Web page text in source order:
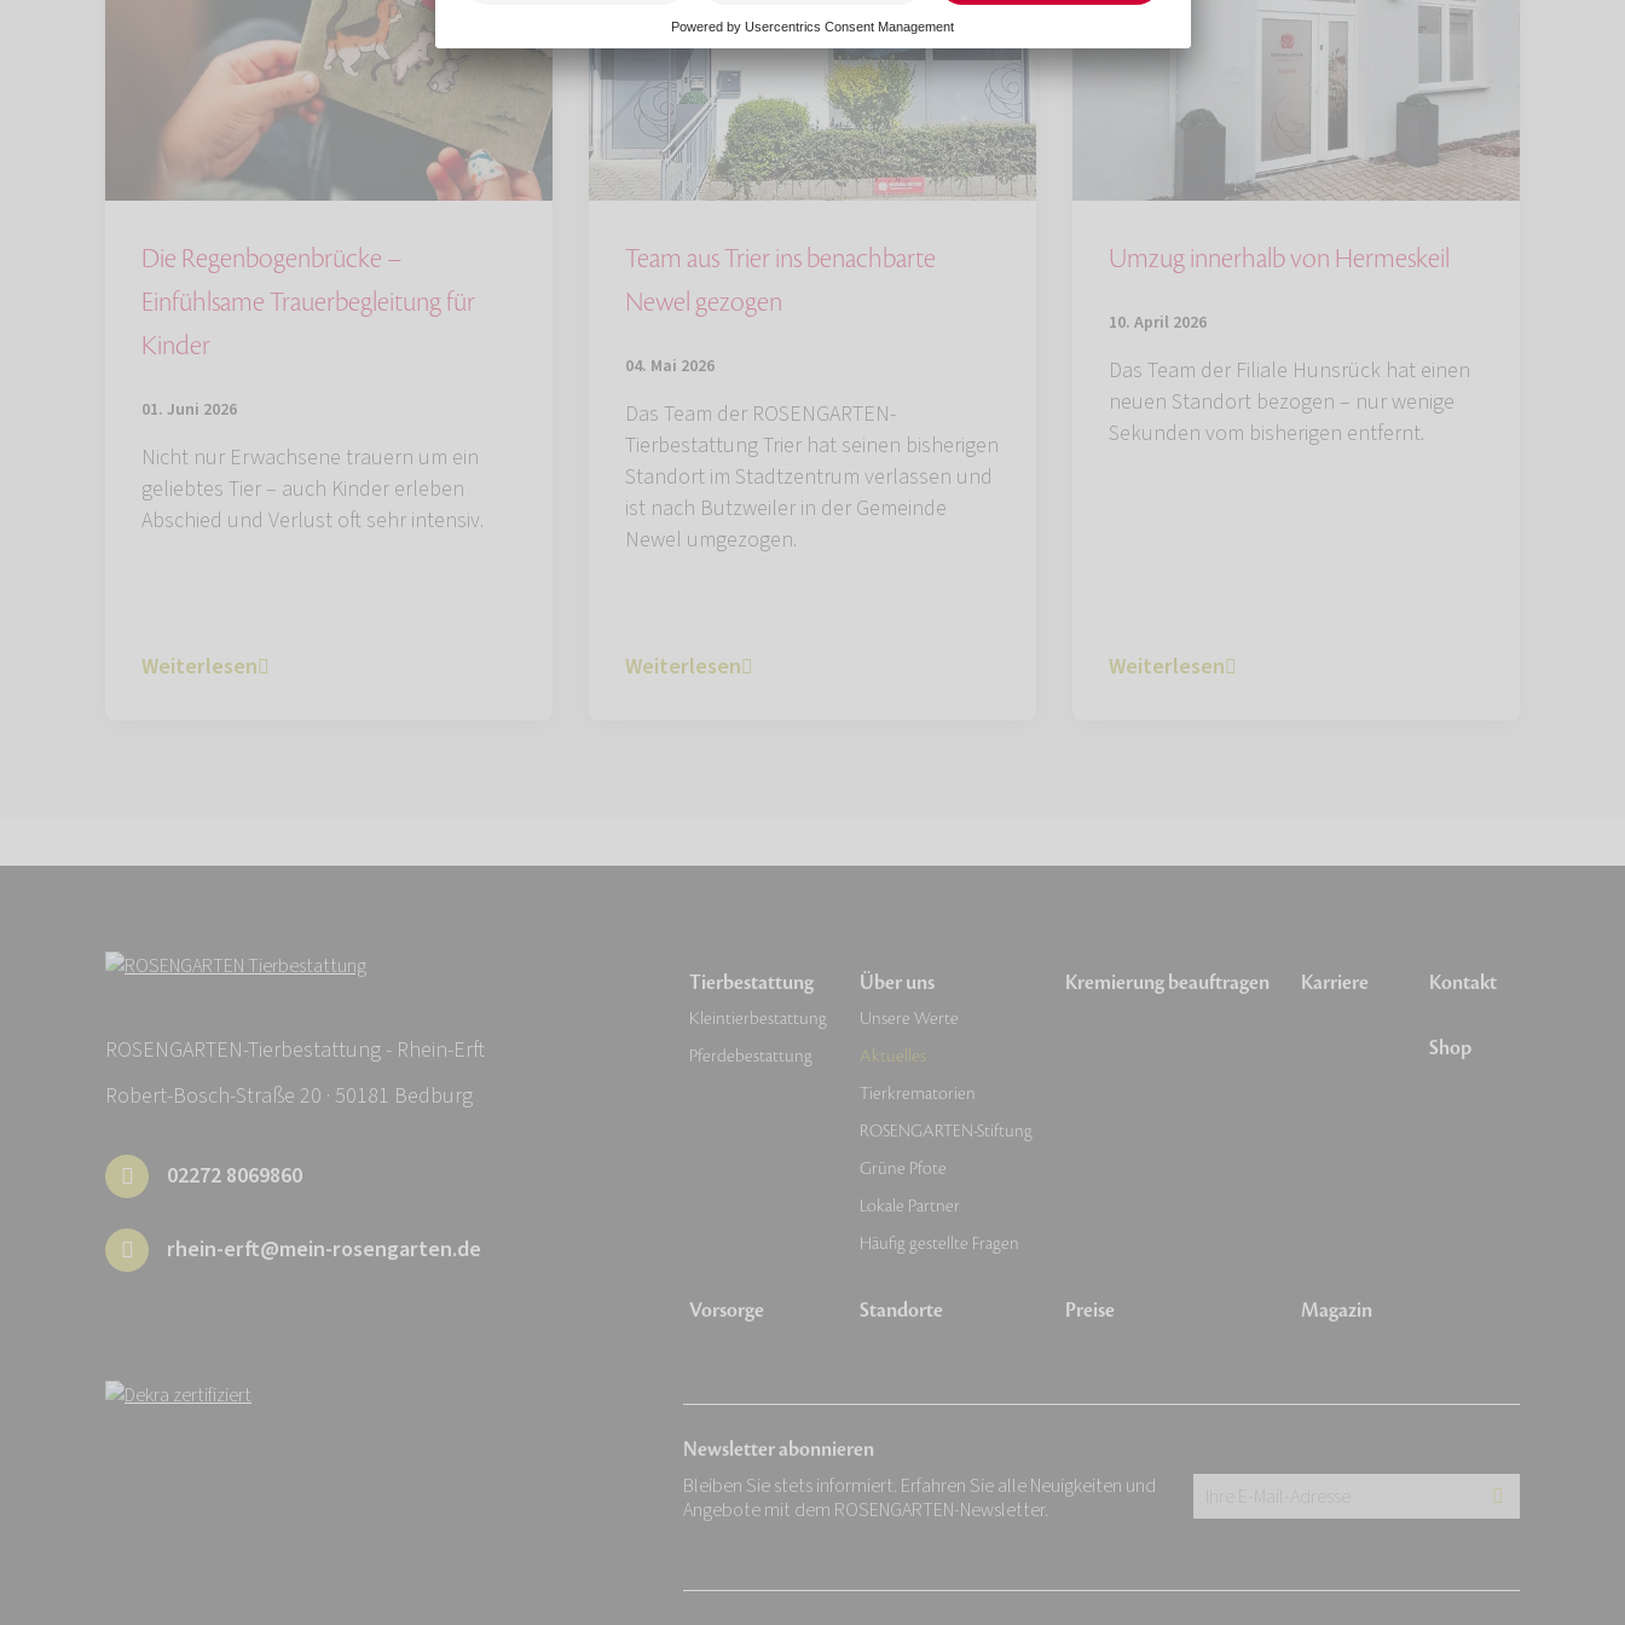
Die Regenbogenbrücke –
Einfühlsame Trauerbegleitung für
Kinder
01. Juni 2026
Nicht nur Erwachsene trauern um ein
geliebtes Tier – auch Kinder erleben
Abschied und Verlust oft sehr intensiv.
Weiterlesen
Team aus Trier ins benachbarte
Newel gezogen
04. Mai 2026
Das Team der ROSENGARTEN-
Tierbestattung Trier hat seinen bisherigen
Standort im Stadtzentrum verlassen und
ist nach Butzweiler in der Gemeinde
Newel umgezogen.
Weiterlesen
Umzug innerhalb von Hermeskeil
10. April 2026
Das Team der Filiale Hunsrück hat einen
neuen Standort bezogen – nur wenige
Sekunden vom bisherigen entfernt.
Weiterlesen
ROSENGARTEN-Tierbestattung - Rhein-Erft
Robert-Bosch-Straße 20 · 50181 Bedburg
02272 8069860
rhein-erft@mein-rosengarten.de
Tierbestattung
Kleintierbestattung
Pferdebestattung
Vorsorge
Über uns
Unsere Werte
Aktuelles
Tierkrematorien
ROSENGARTEN-Stiftung
Grüne Pfote
Lokale Partner
Häufig gestellte Fragen
Standorte
Kremierung beauftragen
Preise
Karriere
Magazin
Kontakt
Shop
Newsletter abonnieren
Bleiben Sie stets informiert. Erfahren Sie alle Neuigkeiten und
Angebote mit dem ROSENGARTEN-Newsletter.
E-